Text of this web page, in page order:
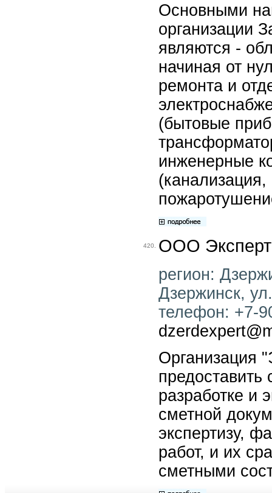
Основными
организации
являются -
начиная от
ремонта и
(бытовые
инженерные
420. ООО
регион:
Дзержинск,
телефон: +7-
Организация
предоставить
разработке и
сметной
экспертизу,
работ, и их
сметными